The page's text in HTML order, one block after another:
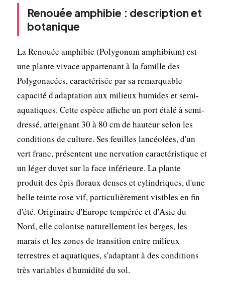
Renouée amphibie : description et
botanique
La Renouée amphibie (Polygonum amphibium) est
une plante vivace appartenant à la famille des
Polygonacées, caractérisée par sa remarquable
capacité d'adaptation aux milieux humides et semi-
aquatiques. Cette espèce affiche un port étalé à semi-
dressé, atteignant 30 à 80 cm de hauteur selon les
conditions de culture. Ses feuilles lancéolées, d'un
vert franc, présentent une nervation caractéristique et
un léger duvet sur la face inférieure. La plante
produit des épis floraux denses et cylindriques, d'une
belle teinte rose vif, particulièrement visibles en fin
d'été. Originaire d'Europe tempérée et d'Asie du
Nord, elle colonise naturellement les berges, les
marais et les zones de transition entre milieux
terrestres et aquatiques, s'adaptant à des conditions
très variables d'humidité du sol.